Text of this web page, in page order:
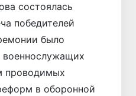
состоялась
победителей
было
военнослужащих
проводимых
в оборонной